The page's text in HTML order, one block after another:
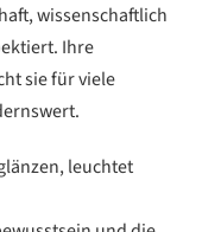
wissenschaftlich
Ihre
sie für viele
leuchtet